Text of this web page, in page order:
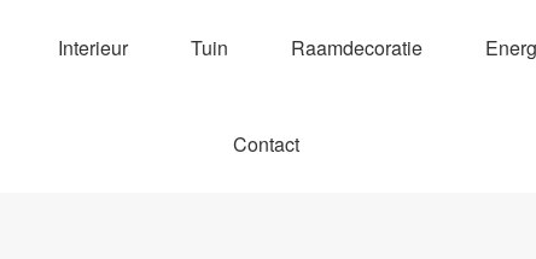
Interieur Tuin Raamdecoratie
Contact